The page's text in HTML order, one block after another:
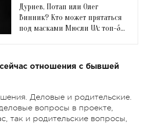
Дурнев, Потап или Олег
Винник? Кто может прятаться
под масками Мюсли UA: топ-5
отношения с бывшей
Деловые и родительские.
вопросы в проекте,
так и родительские вопросы,